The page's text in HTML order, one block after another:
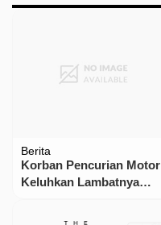
Berita
Korban Pencurian Motor
Keluhkan Lambatnya